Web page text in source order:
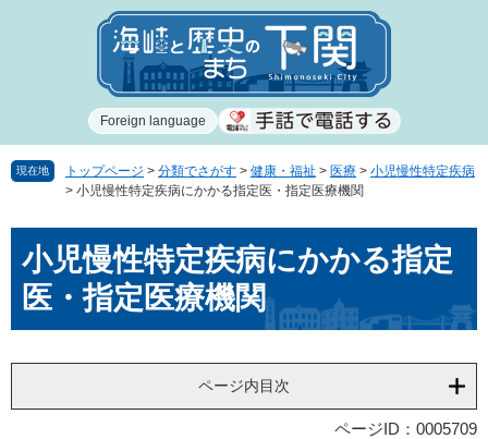
で
ば
Foreign language
現在地 トップページ > 分類でさがす > 健康・福祉 > 医療 > 小児慢性特定疾病
> 小児慢性特定疾病にかかる指定医・指定医療機関
文小児慢性特定疾病にかかる指定
医・指定医療機関
ページ内目次
ページID：0005709